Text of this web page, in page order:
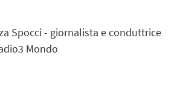
Spocci - giornalista e conduttrice
Mondo